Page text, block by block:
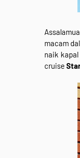
macam
naik kapal
cruise